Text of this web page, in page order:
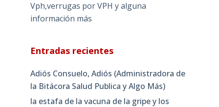
Vph,verrugas por VPH y alguna
información más
Entradas recientes
Adiós Consuelo, Adiós (Administradora de
la Bitácora Salud Publica y Algo Más)
la estafa de la vacuna de la gripe y los